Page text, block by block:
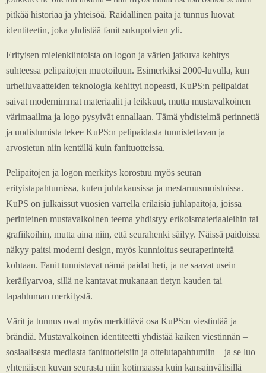
pitkää historiaa ja yhteisöä. Raidallinen paita ja tunnus luovat
identiteetin, joka yhdistää fanit sukupolvien yli.
Erityisen mielenkiintoista on logon ja värien jatkuva kehitys
suhteessa pelipaitojen muotoiluun. Esimerkiksi 2000-luvulla, kun
urheiluvaatteiden teknologia kehittyi nopeasti, KuPS:n pelipaidat
saivat modernimmat materiaalit ja leikkuut, mutta mustavalkoinen
värimaailma ja logo pysyivät ennallaan. Tämä yhdistelmä perinnettä
ja uudistumista tekee KuPS:n pelipaidasta tunnistettavan ja
arvostetun niin kentällä kuin fanituotteissa.
Pelipaitojen ja logon merkitys korostuu myös seuran
erityistapahtumissa, kuten juhlakausissa ja mestaruusmuistoissa.
KuPS on julkaissut vuosien varrella erilaisia juhlapaitoja, joissa
perinteinen mustavalkoinen teema yhdistyy erikoismateriaaleihin tai
grafiikoihin, mutta aina niin, että seurahenki säilyy. Näissä paidoissa
näkyy paitsi moderni design, myös kunnioitus seuraperinteitä
kohtaan. Fanit tunnistavat nämä paidat heti, ja ne saavat usein
keräilyarvoa, sillä ne kantavat mukanaan tietyn kauden tai
tapahtuman merkitystä.
Värit ja tunnus ovat myös merkittävä osa KuPS:n viestintää ja
brändiä. Mustavalkoinen identiteetti yhdistää kaiken viestinnän –
sosiaalisesta mediasta fanituotteisiin ja ottelutapahtumiin – ja se luo
yhtenäisen kuvan seurasta niin kotimaassa kuin kansainvälisillä